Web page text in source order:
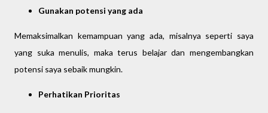
Gunakan potensi yang ada
Memaksimalkan kemampuan yang ada, misalnya seperti saya
yang suka menulis, maka terus belajar dan mengembangkan
potensi saya sebaik mungkin.
Perhatikan Prioritas